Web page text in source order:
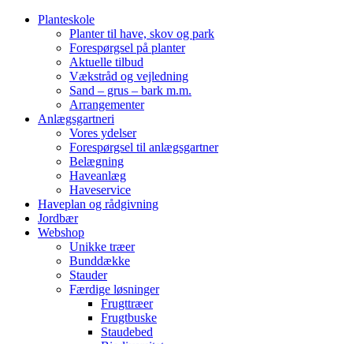
Planteskole
Planter til have, skov og park
Forespørgsel på planter
Aktuelle tilbud
Vækstråd og vejledning
Sand – grus – bark m.m.
Arrangementer
Anlægsgartneri
Vores ydelser
Forespørgsel til anlægsgartner
Belægning
Haveanlæg
Haveservice
Haveplan og rådgivning
Jordbær
Webshop
Unikke træer
Bunddække
Stauder
Færdige løsninger
Frugttræer
Frugtbuske
Staudebed